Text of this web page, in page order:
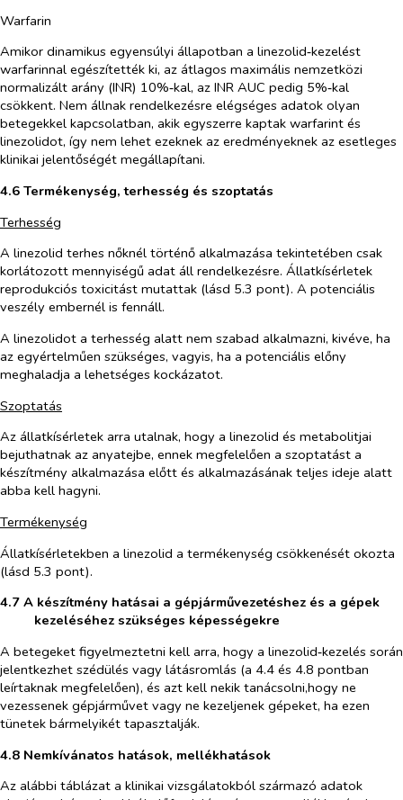
Warfarin
Amikor dinamikus egyensúlyi állapotban a linezolid‑kezelést
warfarinnal egészítették ki, az átlagos maximális nemzetközi
normalizált arány (INR) 10%‑kal, az INR AUC pedig 5%‑kal
csökkent. Nem állnak rendelkezésre elégséges adatok olyan
betegekkel kapcsolatban, akik egyszerre kaptak warfarint és
linezolidot, így nem lehet ezeknek az eredményeknek az esetleges
klinikai jelentőségét megállapítani.
4.6 Termékenység, terhesség és szoptatás
Terhesség
A linezolid terhes nőknél történő alkalmazása tekintetében csak
korlátozott mennyiségű adat áll rendelkezésre. Állatkísérletek
reprodukciós toxicitást mutattak (lásd 5.3 pont). A potenciális
veszély embernél is fennáll.
A linezolidot a terhesség alatt nem szabad alkalmazni, kivéve, ha
az egyértelműen szükséges, vagyis, ha a potenciális előny
meghaladja a lehetséges kockázatot.
Szoptatás
Az állatkísérletek arra utalnak, hogy a linezolid és metabolitjai
bejuthatnak az anyatejbe, ennek megfelelően a szoptatást a
készítmény alkalmazása előtt és alkalmazásának teljes ideje alatt
abba kell hagyni.
Termékenység
Állatkísérletekben a linezolid a termékenység csökkenését okozta
(lásd 5.3 pont).
4.7 A készítmény hatásai a gépjárművezetéshez és a gépek
kezeléséhez szükséges képességekre
A betegeket figyelmeztetni kell arra, hogy a linezolid‑kezelés során
jelentkezhet szédülés vagy látásromlás (a 4.4 és 4.8 pontban
leírtaknak megfelelően), és azt kell nekik tanácsolni,hogy ne
vezessenek gépjárművet vagy ne kezeljenek gépeket, ha ezen
tünetek bármelyikét tapasztalják.
4.8 Nemkívánatos hatások, mellékhatások
Az alábbi táblázat a klinikai vizsgálatokból származó adatok